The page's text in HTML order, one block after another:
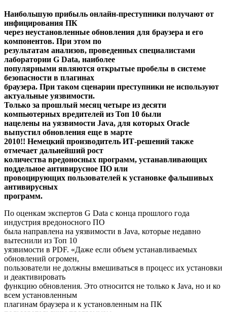
Наибольшую прибыль онлайн-преступники получают от
инфицирования ПК
через неустановленные обновления для браузера и его
компонентов. При этом по
результатам анализов, проведенных специалистами
лаборатории G Data, наиболее
популярными являются открытые пробелы в системе
безопасности в плагинах
браузера. При таком сценарии преступники не используют
актуальные уязвимости.
Только за прошлый месяц четыре из десяти
компьютерных вредителей из Топ 10 были
нацелены на уязвимости Java, для которых Oracle
выпустил обновления еще в марте
2010!! Немецкий производитель ИТ-решений также
отмечает дальнейший рост
количества вредоносных программ, устанавливающих
поддельное антивирусное ПО или
провоцирующих пользователей к установке фальшивых
антивирусных
программ.
По оценкам экспертов G Data с конца прошлого года
индустрия вредоносного ПО
была направлена на уязвимости в Java, которые недавно
вытеснили из Топ 10
уязвимости в PDF. «Даже если объем устанавливаемых
обновлений огромен,
пользователи не должны вмешиваться в процесс их установки
и деактивировать
функцию обновления. Это относится не только к Java, но и ко
всем установленным
плагинам браузера и к установленным на ПК